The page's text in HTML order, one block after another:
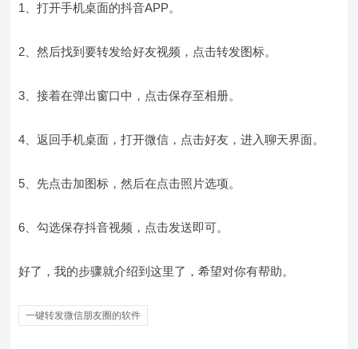
1、打开手机桌面的抖音APP。
2、然后找到要转发给好友视频，点击转发图标。
3、接着在弹出窗口中，点击保存至相册。
4、返回手机桌面，打开微信，点击好友，进入聊天界面。
5、先点击加图标，然后在点击照片选项。
6、勾选保存抖音视频，点击发送即可。
好了，我的步骤就介绍到这里了，希望对你有帮助。
一键转发微信朋友圈的软件